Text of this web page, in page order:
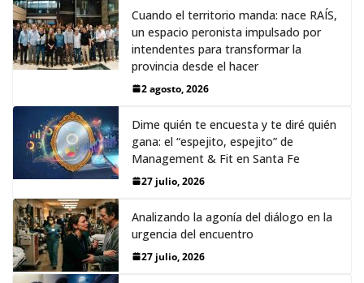
Cuando el territorio manda: nace RAÍS,
un espacio peronista impulsado por
intendentes para transformar la
provincia desde el hacer
2 agosto, 2026
Dime quién te encuesta y te diré quién
gana: el “espejito, espejito” de
Management & Fit en Santa Fe
27 julio, 2026
Analizando la agonía del diálogo en la
urgencia del encuentro
27 julio, 2026